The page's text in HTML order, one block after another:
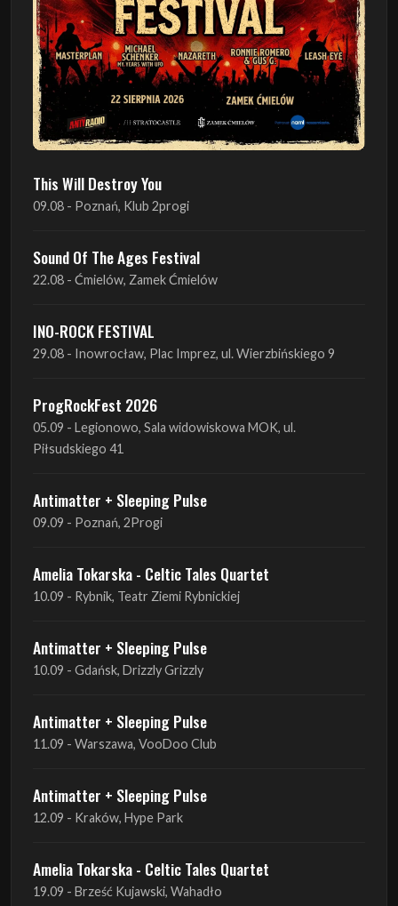
This Will Destroy You
09.08 - Poznań, Klub 2progi
Sound Of The Ages Festival
22.08 - Ćmielów, Zamek Ćmielów
INO-ROCK FESTIVAL
29.08 - Inowrocław, Plac Imprez, ul. Wierzbińskiego 9
ProgRockFest 2026
05.09 - Legionowo, Sala widowiskowa MOK, ul.
Piłsudskiego 41
Antimatter + Sleeping Pulse
09.09 - Poznań, 2Progi
Amelia Tokarska - Celtic Tales Quartet
10.09 - Rybnik, Teatr Ziemi Rybnickiej
Antimatter + Sleeping Pulse
10.09 - Gdańsk, Drizzly Grizzly
Antimatter + Sleeping Pulse
11.09 - Warszawa, VooDoo Club
Antimatter + Sleeping Pulse
12.09 - Kraków, Hype Park
Amelia Tokarska - Celtic Tales Quartet
19.09 - Brześć Kujawski, Wahadło